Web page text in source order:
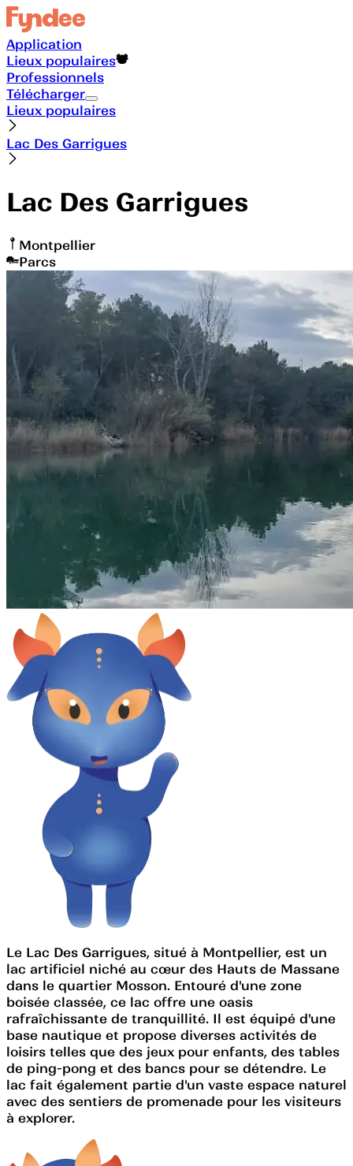
Application
Lieux populaires
Professionnels
Télécharger
Lieux populaires
Lac Des Garrigues
Lac Des Garrigues
Montpellier
Parcs
Le Lac Des Garrigues, situé à Montpellier, est un
lac artificiel niché au cœur des Hauts de Massane
dans le quartier Mosson. Entouré d'une zone
boisée classée, ce lac offre une oasis
rafraîchissante de tranquillité. Il est équipé d'une
base nautique et propose diverses activités de
loisirs telles que des jeux pour enfants, des tables
de ping-pong et des bancs pour se détendre. Le
lac fait également partie d'un vaste espace naturel
avec des sentiers de promenade pour les visiteurs
à explorer.